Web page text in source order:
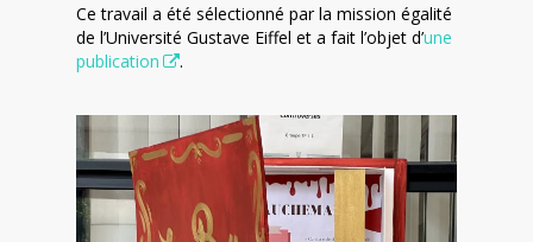
Ce travail a été sélectionné par la mission égalité
de l’Université Gustave Eiffel et a fait l’objet d’une
publication
.